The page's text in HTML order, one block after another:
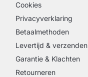
Cookies
Privacyverklaring
Betaalmethoden
Levertijd & verzenden
Garantie & Klachten
Retourneren